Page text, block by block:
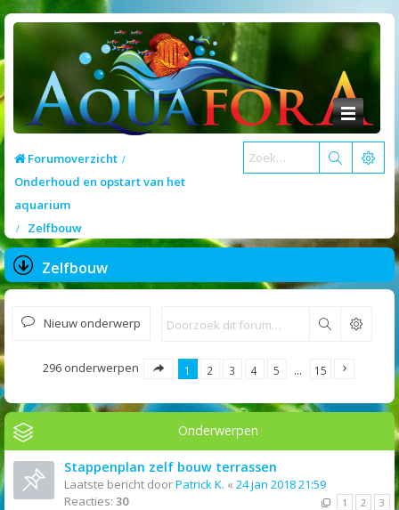
Forumoverzicht
Onderhoud en opstart van het
aquarium
Zelfbouw
Zelfbouw
Nieuw onderwerp Zoek
296 onderwerpen 1 2 3 4 5 … 15
Onderwerpen
Stappenplan zelf bouw terrassen
Laatste bericht doorPatrick K. « 24 jan 2018 21:59
Reacties: 30 1 2 3